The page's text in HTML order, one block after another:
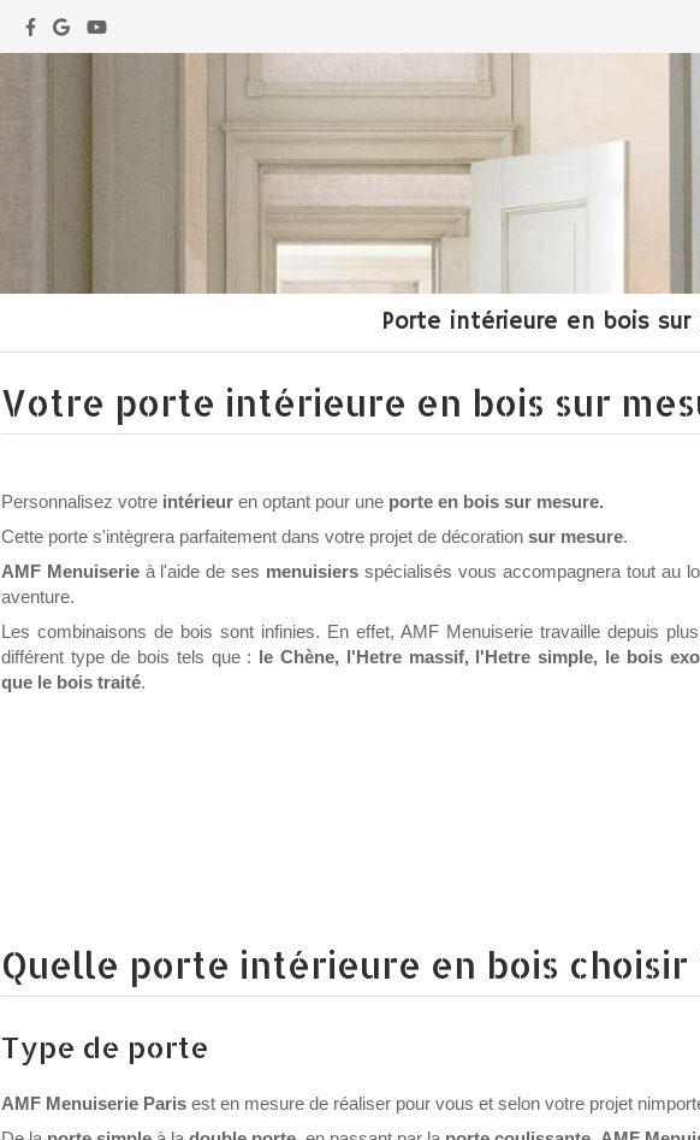
Porte intérieure en bois sur
Votre porte intérieure en bois sur
Personnalisez votre intérieuren optant pour une porte en bois sur mesure.
Cette porte s'intègrera parfaitement dans votre projet de décoration sur mesure.
AMF Menuiserie à l'aide de ses menuisiers spécialisés vous accompagnera tout au
aventure.
Les combinaisons de bois sont infinies. En effet, AMF Menuiserie travaille depuis
différent type de bois tels que : le Chène, l'Hetre massif, l'Hetre simple, le bois
que le bois traité.
Quelle porte intérieure en bois choisir
Type de porte
AMF Menuiserie Parisest en mesure de réaliser pour vous et selon votre projet